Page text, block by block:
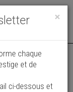
Toggle
jours )
×
chaque
et de
ci-dessous et